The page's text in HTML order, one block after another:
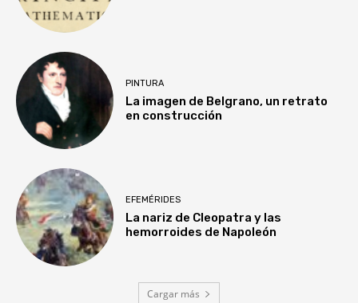
PINTURA
La imagen de Belgrano, un retrato
en construcción
EFEMÉRIDES
La nariz de Cleopatra y las
hemorroides de Napoleón
Cargar más